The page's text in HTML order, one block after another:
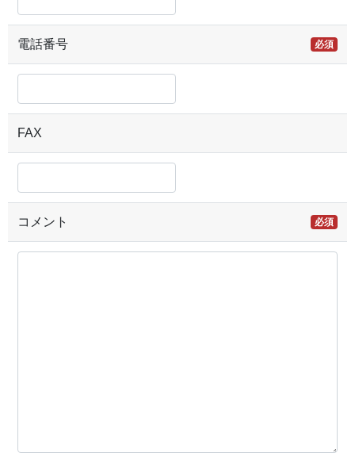
電話番号 必須
FAX
コメント 必須